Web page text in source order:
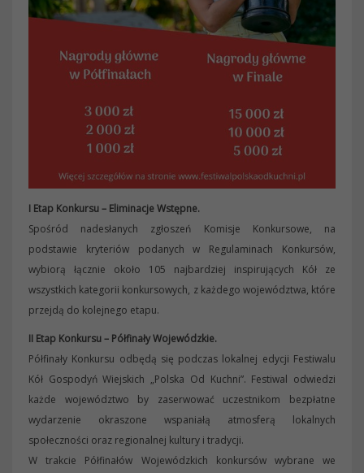
I Etap Konkursu – Eliminacje Wstępne.
Spośród nadesłanych zgłoszeń Komisje Konkursowe, na
podstawie kryteriów podanych w Regulaminach Konkursów,
wybiorą łącznie około 105 najbardziej inspirujących Kół ze
wszystkich kategorii konkursowych, z każdego województwa, które
przejdą do kolejnego etapu.
II Etap Konkursu – Półfinały Wojewódzkie.
Półfinały Konkursu odbędą się podczas lokalnej edycji Festiwalu
Kół Gospodyń Wiejskich „Polska Od Kuchni”. Festiwal odwiedzi
każde województwo by zaserwować uczestnikom bezpłatne
wydarzenie okraszone wspaniałą atmosferą lokalnych
społeczności oraz regionalnej kultury i tradycji.
W trakcie Półfinałów Wojewódzkich konkursów wybrane we